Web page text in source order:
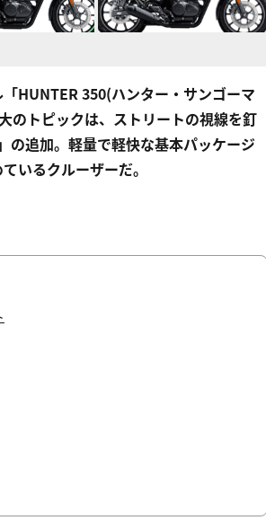
HUNTER 350(ハンター・サンゴーマ
のトピックは、ストリートの視線を釘
追加。軽量で軽快な基本パッケージ
いるクルーザーだ。